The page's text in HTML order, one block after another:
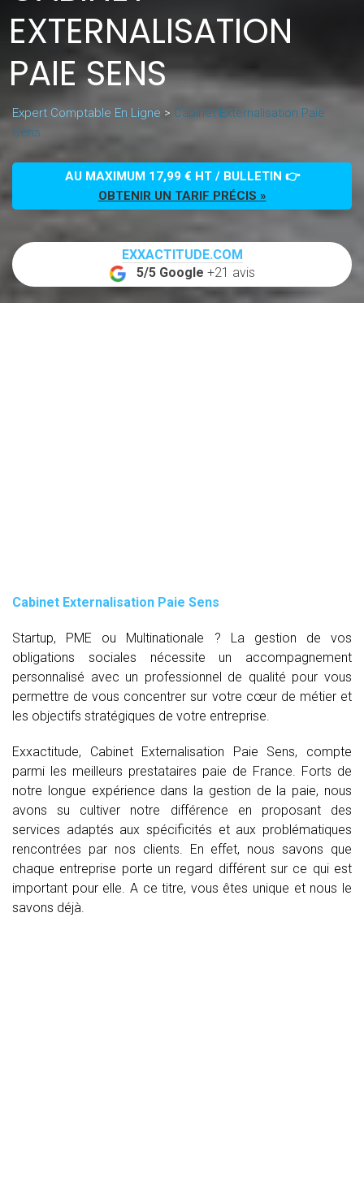
EXTERNALISATION
PAIE SENS
Expert Comptable En Ligne > Cabinet Externalisation Paie
Sens
AU MAXIMUM 17,99 € HT / BULLETIN 👉
OBTENIR UN TARIF PRÉCIS »
EXXACTITUDE.COM
5/5 Google +21 avis
Cabinet Externalisation Paie Sens
Startup, PME ou Multinationale ? La gestion de vos
obligations sociales nécessite un accompagnement
personnalisé avec un professionnel de qualité pour vous
permettre de vous concentrer sur votre cœur de métier et
les objectifs stratégiques de votre entreprise.
Exxactitude, Cabinet Externalisation Paie Sens, compte
parmi les meilleurs prestataires paie de France. Forts de
notre longue expérience dans la gestion de la paie, nous
avons su cultiver notre différence en proposant des
services adaptés aux spécificités et aux problématiques
rencontrées par nos clients. En effet, nous savons que
chaque entreprise porte un regard différent sur ce qui est
important pour elle. A ce titre, vous êtes unique et nous le
savons déjà.